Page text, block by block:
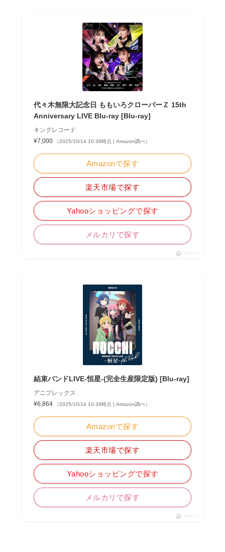
代々木無限大記念日 ももいろクローバーＺ 15th
Anniversary LIVE Blu-ray [Blu-ray]
キングレコード
¥7,000
（2025/10/14 10:39時点 | Amazon調べ）
Amazonで探す
楽天市場で探す
Yahooショッピングで探す
メルカリで探す
ポチップ
結束バンドLIVE-恒星-(完全生産限定版) [Blu-ray]
アニプレックス
¥6,864
（2025/10/14 10:39時点 | Amazon調べ）
Amazonで探す
楽天市場で探す
Yahooショッピングで探す
メルカリで探す
ポチップ